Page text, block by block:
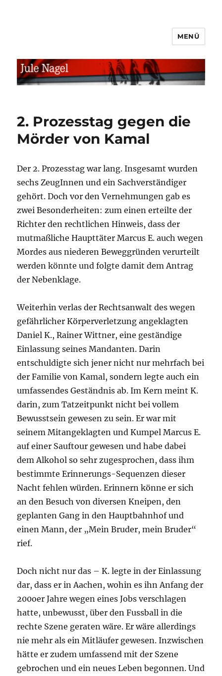
MENÜ
2. Prozesstag gegen die
Mörder von Kamal
Der 2. Prozesstag war lang. Insgesamt wurden
sechs ZeugInnen und ein Sachverständiger
gehört. Doch vor den Vernehmungen gab es
zwei Besonderheiten: zum einen erteilte der
Richter den rechtlichen Hinweis, dass der
mutmaßliche Haupttäter Marcus E. auch wegen
Mordes aus niederen Beweggründen verurteilt
werden könnte und folgte damit dem Antrag
der Nebenklage.
Weiterhin verlas der Rechtsanwalt des wegen
gefährlicher Körperverletzung angeklagten
Daniel K., Rainer Wittner, eine geständige
Einlassung seines Mandanten. Darin
entschuldigte sich jener nicht nur mehrfach bei
der Familie von Kamal, sondern legte auch ein
umfassendes Geständnis ab. Im Kern meint K.
darin, zum Tatzeitpunkt nicht bei vollem
Bewusstsein gewesen zu sein. Er war mit
seinem Mitangeklagten und Kumpel Marcus E.
auf einer Sauftour gewesen und habe dabei
dem Alkohol so sehr zugesprochen, dass ihm
bestimmte Erinnerungs-Sequenzen dieser
Nacht fehlen würden. Erinnern könne er sich
an den Besuch von diversen Kneipen, den
geplanten Gang in den Hauptbahnhof und
einen Mann, der „Mein Bruder, mein Bruder“
rief.
Doch nicht nur das – K. legte in der Einlassung
dar, dass er in Aachen, wohin es ihn Anfang der
200oer Jahre wegen eines Jobs verschlagen
hatte, unbewusst, über den Fussball in die
rechte Szene geraten wäre. Er wäre allerdings
nie mehr als ein Mitläufer gewesen. Inzwischen
hätte er zudem umfassend mit der Szene
gebrochen und ein neues Leben begonnen. Und